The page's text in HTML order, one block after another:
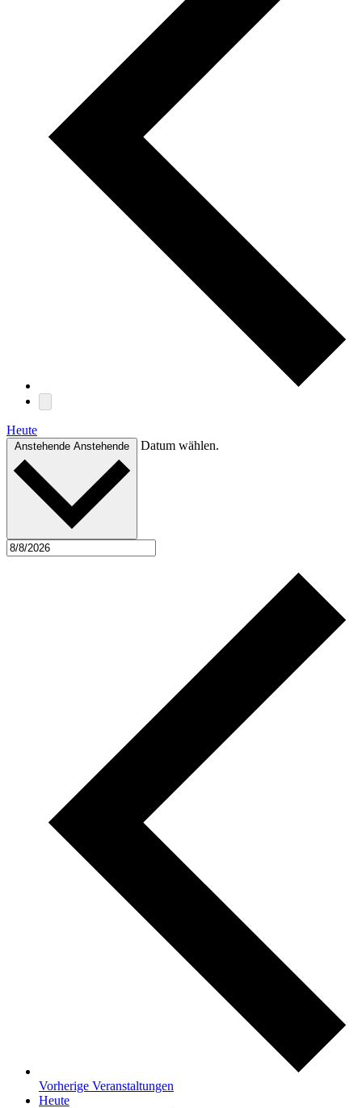
Heute
Anstehende Anstehende Datum wählen.
Vorherige Veranstaltungen
Heute